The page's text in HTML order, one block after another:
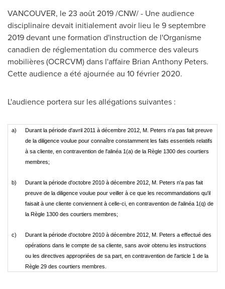
VANCOUVER, le 23 août 2019 /CNW/ - Une audience
disciplinaire devait initialement avoir lieu le 9 septembre
2019 devant une formation d'instruction de l'Organisme
canadien de réglementation du commerce des valeurs
mobilières (OCRCVM) dans l'affaire Brian Anthony Peters.
Cette audience a été ajournée au 10 février 2020.
L'audience portera sur les allégations suivantes :
a)
Durant la période d'avril 2011 à décembre 2012, M. Peters n'a pas fait preuve
de la diligence voulue pour connaître constamment les faits essentiels relatifs
à sa cliente, en contravention de l'alinéa 1(a) de la Règle 1300 des courtiers
membres;
b)
Durant la période d'octobre 2010 à décembre 2012, M. Peters n'a pas fait
preuve de la diligence voulue pour veiller à ce que les recommandations qu'il
faisait à une cliente conviennent à celle-ci, en contravention de l'alinéa 1(q) de
la Règle 1300 des courtiers membres;
c)
Durant la période d'octobre 2010 à décembre 2012, M. Peters a effectué des
opérations dans le compte de sa cliente, sans avoir obtenu les instructions
ou les directives appropriées de sa part, en contravention de l'article 1 de la
Règle 29 des courtiers membres.